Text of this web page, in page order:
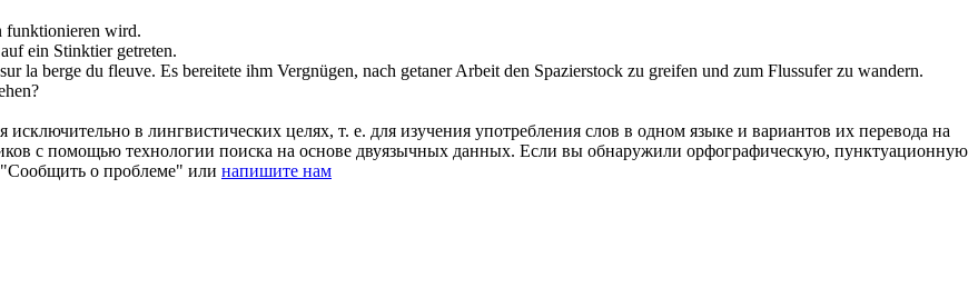
funktionieren wird.
ein Stinktier getreten.
la berge du fleuve. Es bereitete ihm Vergnügen, nach getaner Arbeit den Spazierstock zu greifen und zum Flussufer zu wandern.
?
в лингвистических целях, т. е. для изучения употребления слов в одном языке и вариантов их перевода на
с помощью технологии поиска на основе двуязычных данных. Если вы обнаружили орфографическую, пунктуационную
о проблеме" или напишите нам